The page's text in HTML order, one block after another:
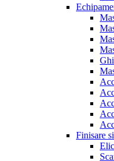
Finisare